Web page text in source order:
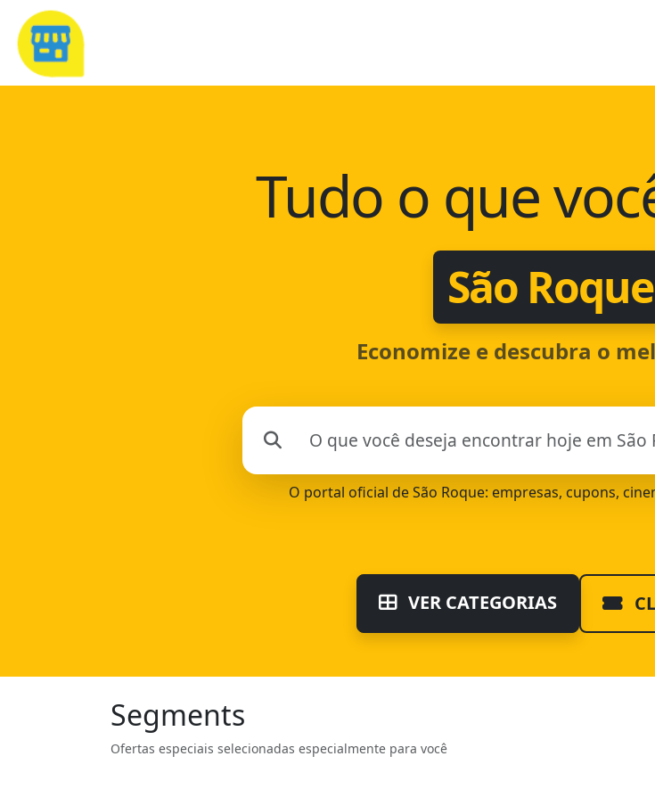
Tudo o que
São
Economize e descubra o
O portal oficial de São Roque: empresas, cupons,
VER CATEGORIAS
Segments
Ofertas especiais selecionadas especialmente para você